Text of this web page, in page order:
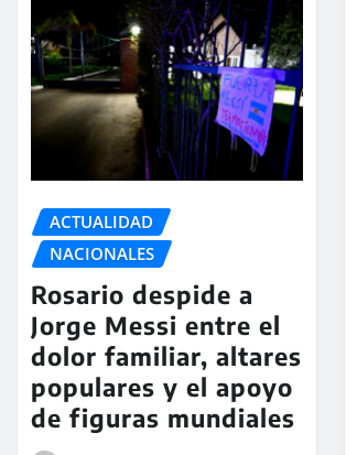
ACTUALIDAD
NACIONALES
Rosario despide a
Jorge Messi entre el
dolor familiar, altares
populares y el apoyo
de figuras mundiales